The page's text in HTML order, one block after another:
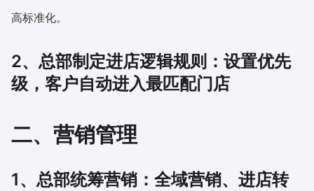
高标准化。
2、总部制定进店逻辑规则：设置优先
级，客户自动进入最匹配门店
二、营销管理
1、总部统筹营销：全域营销、进店转